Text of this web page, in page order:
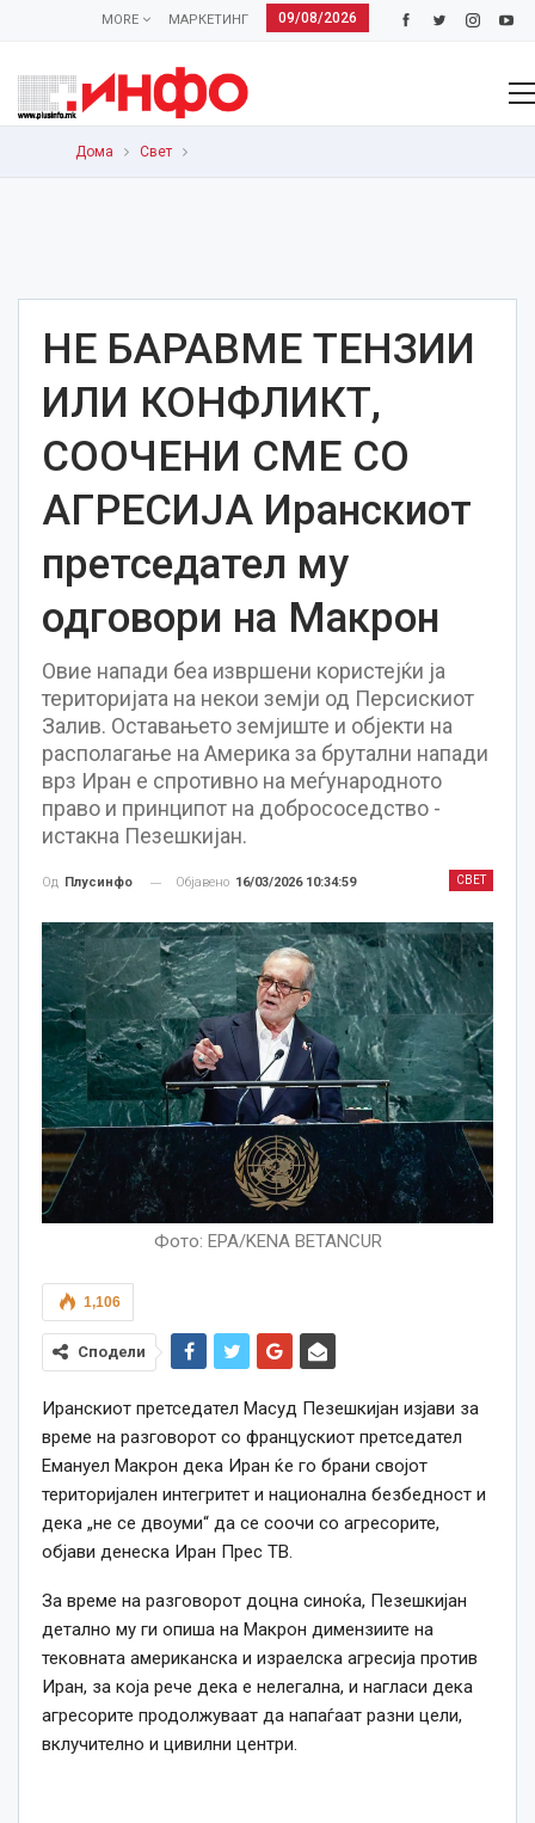
09/08/2026
МАРКЕТИНГ
MORE
Дома Свет
НЕ БАРАВМЕ ТЕНЗИИ
ИЛИ КОНФЛИКТ,
СООЧЕНИ СМЕ СО
АГРЕСИЈА Иранскиот
претседател му
одговори на Макрон
Овие напади беа извршени користејќи ја
територијата на некои земји од Персискиот
Залив. Оставањето земјиште и објекти на
располагање на Америка за брутални напади
врз Иран е спротивно на меѓународното
право и принципот на добрососедство -
истакна Пезешкијан.
СВЕТ
Од Плусинфо Објавено 16/03/2026 10:34:59
Фото: EPA/KENA BETANCUR
1,106
Сподели
Иранскиот претседател Масуд Пезешкијан изјави за
време на разговорот со францускиот претседател
Емануел Макрон дека Иран ќе го брани својот
територијален интегритет и национална безбедност и
дека „не се двоуми“ да се соочи со агресорите,
објави денеска Иран Прес ТВ.
За време на разговорот доцна синоќа, Пезешкијан
детално му ги опиша на Макрон димензиите на
тековната американска и израелска агресија против
Иран, за која рече дека е нелегална, и нагласи дека
агресорите продолжуваат да напаѓаат разни цели,
вклучително и цивилни центри.